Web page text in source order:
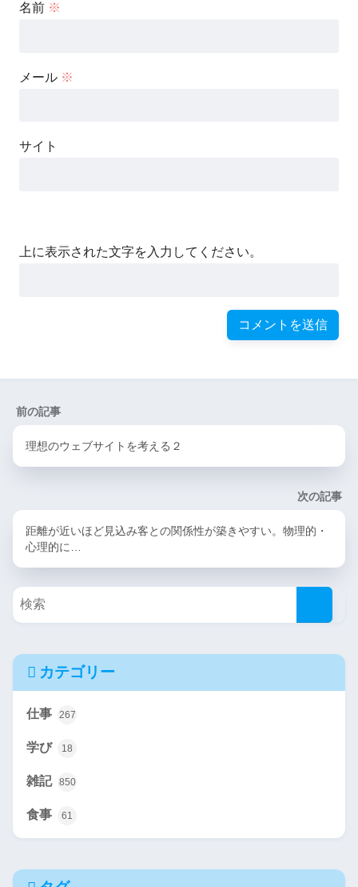
名前 ※
メール ※
サイト
上に表示された文字を入力してください。
前の記事
理想のウェブサイトを考える２
次の記事
距離が近いほど見込み客との関係性が築きやすい。物理的・
心理的に…
カテゴリー
仕事 267
学び 18
雑記 850
食事 61